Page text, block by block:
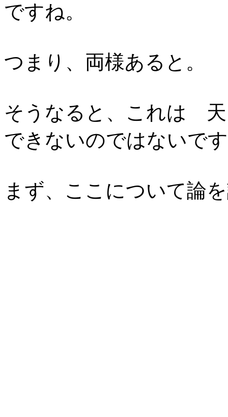
ですね。
つまり、両様あると。
そうなると、これは
できないのではないで
まず、ここについて論